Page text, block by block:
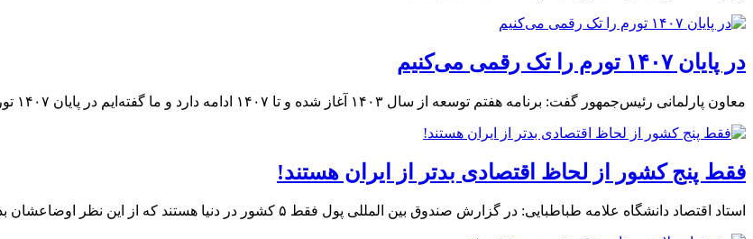
در پایان ۱۴۰۷ تورم را تک رقمی می‌کنیم
معاون پارلمانی رئیس‌جمهور گفت: برنامه هفتم توسعه از سال ۱۴۰۳ آغاز شده و تا ۱۴۰۷ ادامه دارد و ما گفته‌ایم در پایان ۱۴۰۷ تورم باید تک رقمی شود.
فقط پنج کشور از لحاظ اقتصادی بدتر از ایران هستند!
استاد اقتصاد دانشگاه علامه طباطبایی: در گزارش صندوق بین المللی پول فقط ۵ کشور در دنیا هستند که از این نظر اوضاعشان بدتر از ماست.